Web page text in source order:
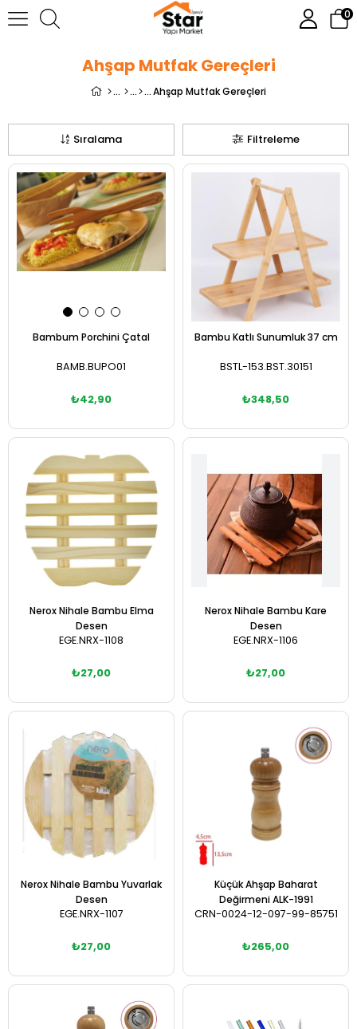
0
Ahşap Mutfak Gereçleri
Ahşap Mutfak Gereçleri
Filtreleme
Sıralama
Bambum Porchini Çatal
BAMB.BUPO01
₺42,90
Sepete Ekle
Bambu Katlı Sunumluk 37 cm
BSTL-153.BST.30151
₺348,50
Nerox Nihale Bambu Elma
Desen
EGE.NRX-1108
₺27,00
Nerox Nihale Bambu Kare
Desen
EGE.NRX-1106
₺27,00
Nerox Nihale Bambu Yuvarlak
Desen
EGE.NRX-1107
₺27,00
Küçük Ahşap Baharat
Değirmeni ALK-1991
CRN-0024-12-097-99-85751
₺265,00